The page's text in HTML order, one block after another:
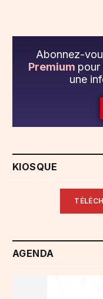
Abonnez-
Premium pour
une
KIOSQUE
AGENDA